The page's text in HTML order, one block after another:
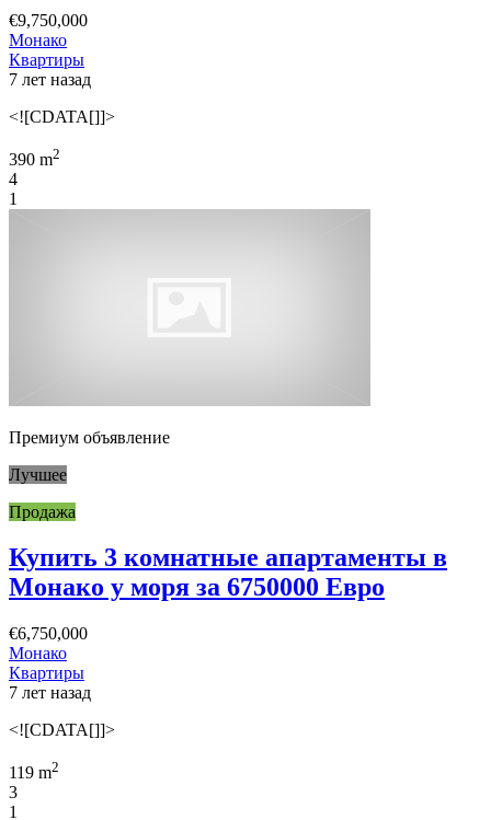
€9,750,000
Монако
Квартиры
7 лет назад
<![CDATA[]]>
390 m2
4
1
Премиум объявление
Лучшее
Продажа
Купить 3 комнатные апартаменты в
Монако у моря за 6750000 Евро
€6,750,000
Монако
Квартиры
7 лет назад
<![CDATA[]]>
119 m2
3
1